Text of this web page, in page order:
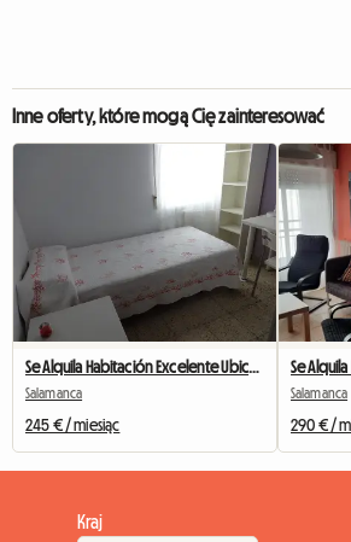
Inne oferty, które mogą Cię zainteresować
Salamanca
245 € / miesiąc
Salamanca
290 € /
Kraj